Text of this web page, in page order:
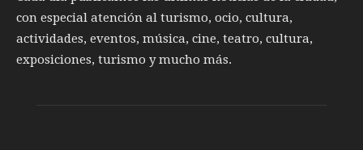
con especial atención al turismo, ocio, cultura,
actividades, eventos, música, cine, teatro, cultura,
exposiciones, turismo y mucho más.